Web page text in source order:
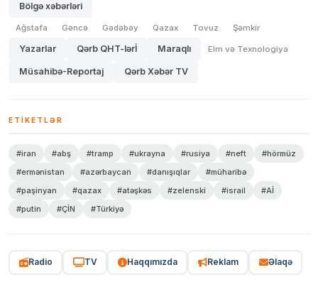
Bölgə xəbərləri
Ağstafa Gəncə Gədəbəy Qazax Tovuz Şəmkir
Yazarlar Qərb QHT-lərİ Maraqlı Elm və Texnologiya
Müsahibə-Reportaj Qərb Xəbər TV
ETIKETLƏR
#iran #abş #tramp #ukrayna #rusiya #neft
#hörmüz
#ermənistan
#azərbaycan #danışıqlar
#müharibə
#paşinyan
#qazax #atəşkəs #zelenski #israil
#Aİ
#putin
#ÇİN #Türkiyə
Radio TV Haqqımızda Reklam Əlaqə